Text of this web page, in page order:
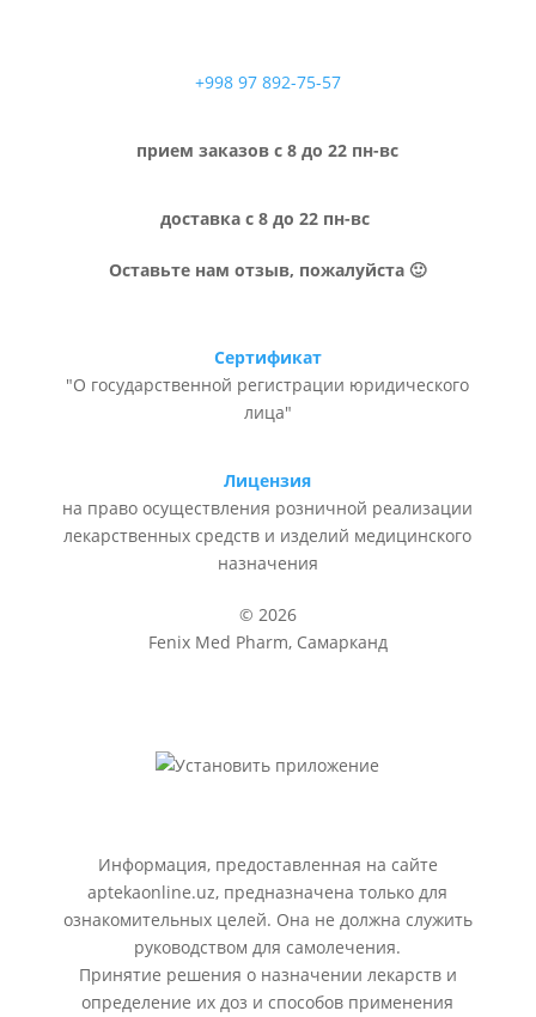
+998 97 892-75-57
прием заказов с 8 до 22 пн-вс
доставка с 8 до 22 пн-вс
Оставьте нам отзыв, пожалуйста 🙂
Сертификат
"О государственной регистрации юридического
лица"
Лицензия
на право осуществления розничной реализации
лекарственных средств и изделий медицинского
назначения
© 2026
Fenix Med Pharm, Самарканд
Информация, предоставленная на сайте
aptekaonline.uz, предназначена только для
ознакомительных целей. Она не должна служить
руководством для самолечения.
Принятие решения о назначении лекарств и
определение их доз и способов применения